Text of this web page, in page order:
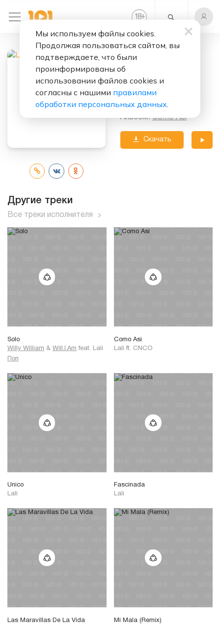
18+
Como Asi
Альбом:Como Asi
Скачать
Другие треки
Все треки исполнителя
Solo
Willy William & Will.I.Am feat. Lali
Поп
Como Asi
Lali ft. CNCO
Unico
Lali
Fascinada
Lali
Las Maravillas De La Vida
Mi Mala (Remix)
Мы используем файлы cookies.
Продолжая пользоваться сайтом, вы
подтверждаете, что были
проинформированы об
использовании файлов cookies и
согласны с нашими правилами
обработки персональных данных.